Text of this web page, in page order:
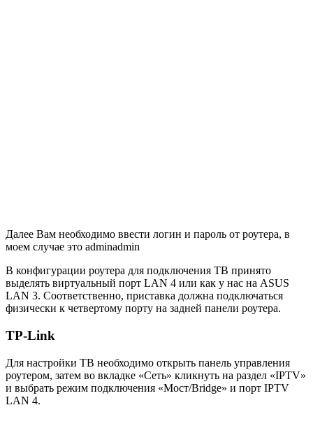
Далее Вам необходимо ввести логин и пароль от роутера, в
моем случае это adminadmin
В конфигурации роутера для подключения ТВ принято
выделять виртуальный порт LAN 4 или как у нас на ASUS
LAN 3. Соответственно, приставка должна подключаться
физически к четвертому порту на задней панели роутера.
TP-Link
Для настройки ТВ необходимо открыть панель управления
роутером, затем во вкладке «Сеть» кликнуть на раздел «IPTV»
и выбрать режим подключения «Мост/Bridge» и порт IPTV
LAN 4.